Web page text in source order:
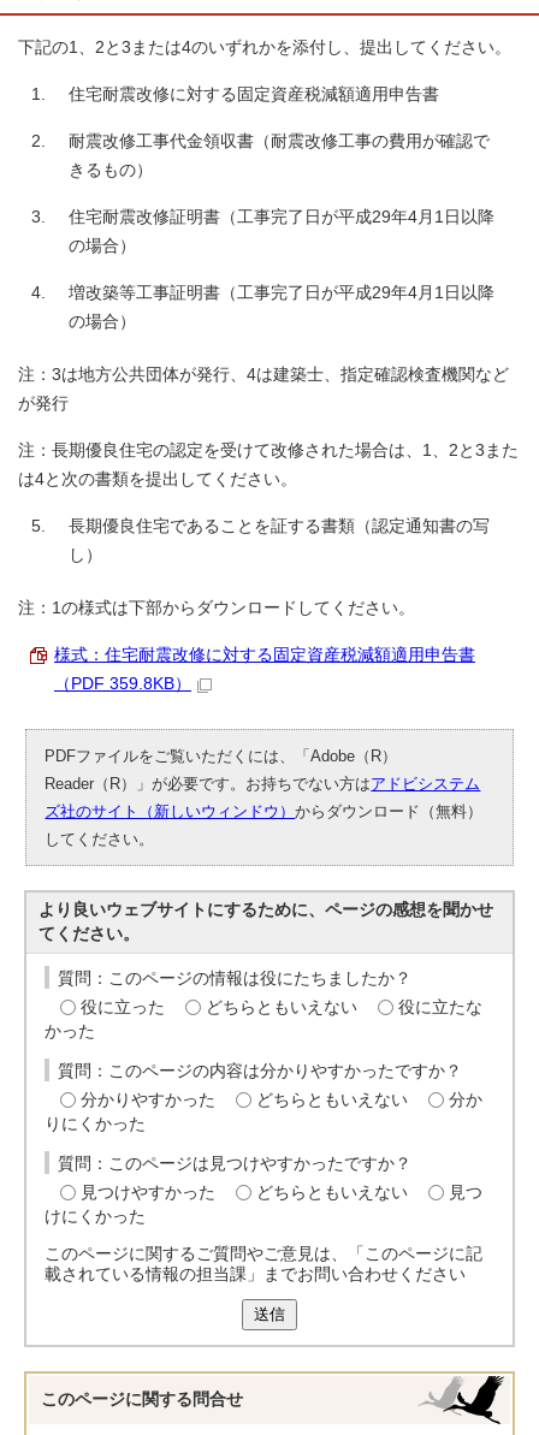
下記の1、2と3または4のいずれかを添付し、提出してください。
住宅耐震改修に対する固定資産税減額適用申告書
耐震改修工事代金領収書（耐震改修工事の費用が確認で
きるもの）
住宅耐震改修証明書（工事完了日が平成29年4月1日以降
の場合）
増改築等工事証明書（工事完了日が平成29年4月1日以降
の場合）
注：3は地方公共団体が発行、4は建築士、指定確認検査機関など
が発行
注：長期優良住宅の認定を受けて改修された場合は、1、2と3また
は4と次の書類を提出してください。
長期優良住宅であることを証する書類（認定通知書の写
し）
注：1の様式は下部からダウンロードしてください。
様式：住宅耐震改修に対する固定資産税減額適用申告書
（PDF 359.8KB）
PDFファイルをご覧いただくには、「Adobe（R）
Reader（R）」が必要です。お持ちでない方はアドビシステム
ズ社のサイト（新しいウィンドウ）からダウンロード（無料）
してください。
より良いウェブサイトにするために、ページの感想を聞かせ
てください。
質問：このページの情報は役にたちましたか？
役に立った
どちらともいえない
役に立たな
かった
質問：このページの内容は分かりやすかったですか？
分かりやすかった
どちらともいえない
分か
りにくかった
質問：このページは見つけやすかったですか？
見つけやすかった
どちらともいえない
見つ
けにくかった
このページに関するご質問やご意見は、「このページに記
載されている情報の担当課」までお問い合わせください
送信
このページに関する 問合せ